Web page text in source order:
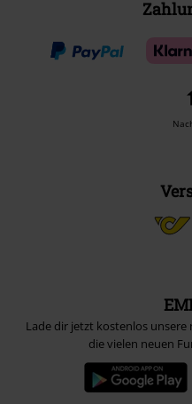
Lade dir jetzt kostenlos
die vielen neuen